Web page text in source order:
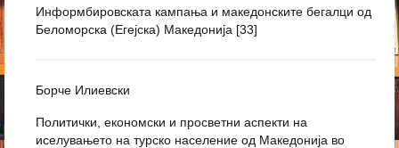
Информбировската кампања и македонските бегалци од
Беломорска (Егејска) Македонија [33]
Борче Илиевски
Политички, економски и просветни аспекти на
иселувањето на турско население од Македонија во